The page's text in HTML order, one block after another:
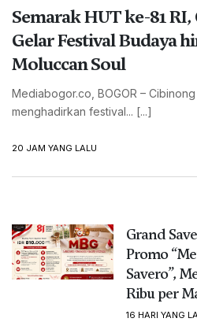
Semarak HUT ke-81
Gelar Festival Budaya
Moluccan Soul
Mediabogor.co, BOGOR –
menghadirkan festival... [...]
20 JAM YANG LALU
Grand
Promo
Savero”,
Ribu per
16 HARI YANG